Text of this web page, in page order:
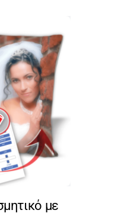
με